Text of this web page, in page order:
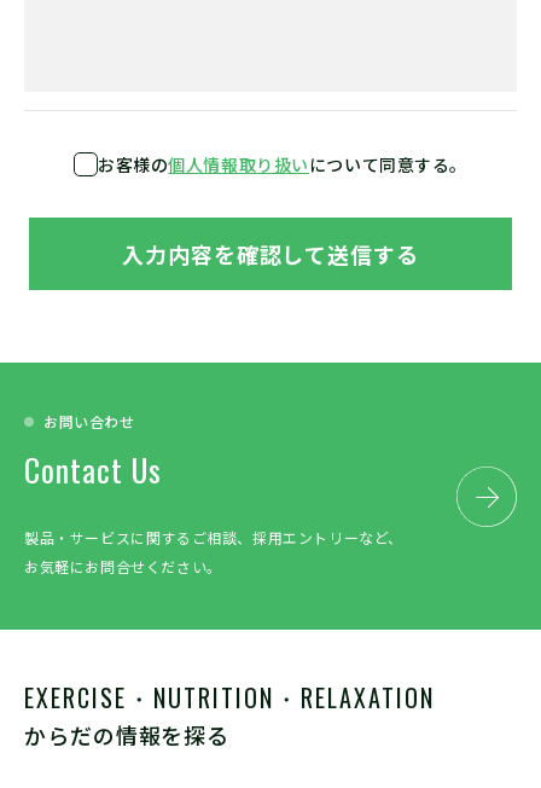
お客様の個人情報取り扱いについて同意する。
お問い合わせ
Contact Us
製品・サービスに関するご相談、採用エントリーなど、
お気軽にお問合せください。
EXERCISE・NUTRITION・RELAXATION
からだの情報を探る